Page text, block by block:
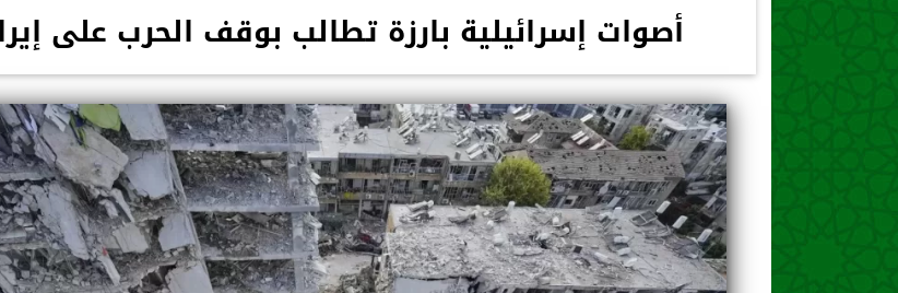
أصوات إسرائيلية بارزة تطالب بوقف الحرب على